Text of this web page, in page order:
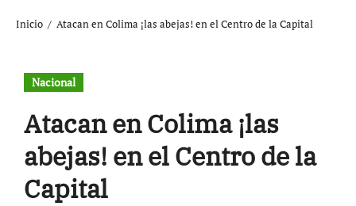
Inicio Atacan en Colima ¡las abejas! en el Centro de la Capital
Nacional
Atacan en Colima ¡las
abejas! en el Centro de la
Capital